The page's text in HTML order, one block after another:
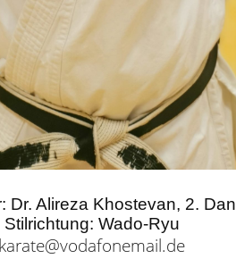
Dr. Alireza Khostevan, 2. Dan
Stilrichtung: Wado-Ryu
karate@vodafonemail.de